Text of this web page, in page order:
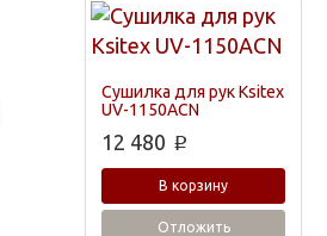
Сушилка для рук Ksitex
UV-1150ACN
12 480 p
В корзину
Отложить